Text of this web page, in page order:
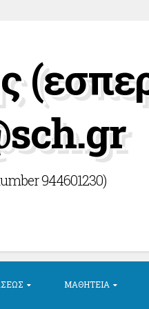
944601230)
ΜΑΘΗΤΕΊΑ